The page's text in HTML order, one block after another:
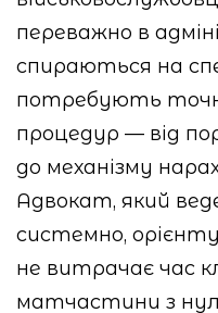
переважно в
спираються на
потребують
процедур — від
до механізму
Адвокат, який
системно,
не витрачає час
матчастини з